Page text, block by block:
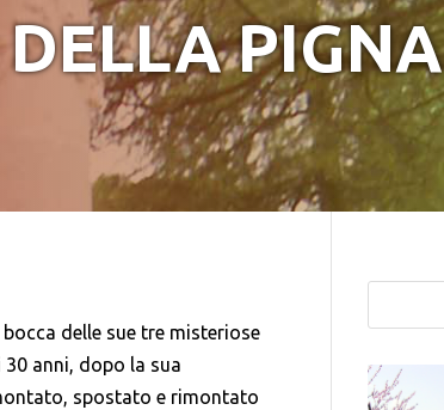
PIGNA
delle sue tre misteriose
anni, dopo la sua
spostato e rimontato